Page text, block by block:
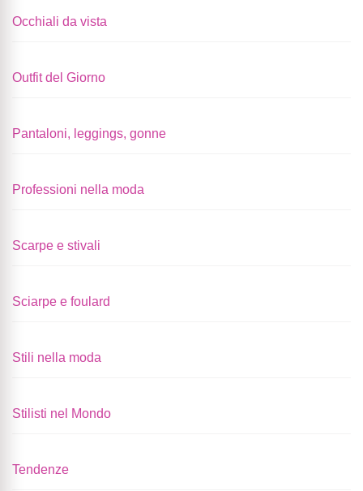
Occhiali da vista
Outfit del Giorno
Pantaloni, leggings, gonne
Professioni nella moda
Scarpe e stivali
Sciarpe e foulard
Stili nella moda
Stilisti nel Mondo
Tendenze